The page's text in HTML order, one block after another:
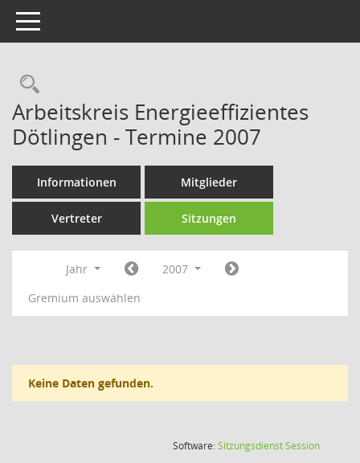
Toggle navigation
Rechercheauswahl
Arbeitskreis Energieeffizientes
Dötlingen - Termine 2007
Informationen Mitglieder
Vertreter Sitzungen
Jahr
2007
Gremium auswählen
Keine Daten gefunden.
Software:SitzungsdienstSession(Wird in